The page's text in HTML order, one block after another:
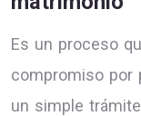
Es un proceso
compromiso por
un simple